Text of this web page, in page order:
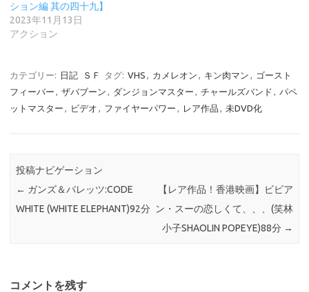
ション編 其の四十九】
2023年11月13日
アクション
カテゴリー: 日記 ＳＦ タグ: VHS , カメレオン , キン肉マン , ゴースト
フィーバー , ザバブーン , ダンジョンマスター , チャールズバンド , パペ
ットマスター , ビデオ , ファイヤーパワー , レア作品 , 未DVD化
投稿ナビゲーション
← ガンズ＆バレッツ:CODE
WHITE (WHITE ELEPHANT)92分
【レア作品！香港映画】ビビア
ン・スーの恋しくて、、、(笑林
小子SHAOLIN POPEYE)88分 →
コメントを残す